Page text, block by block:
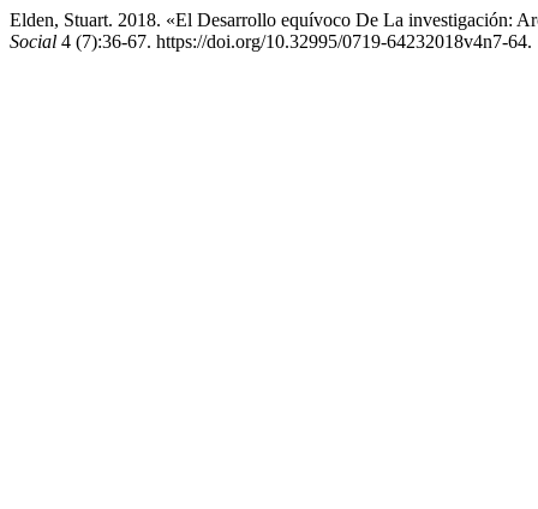
Elden, Stuart. 2018. «El Desarrollo equívoco De La investigación:
Social 4 (7):36-67. https://doi.org/10.32995/0719-64232018v4n7-64.